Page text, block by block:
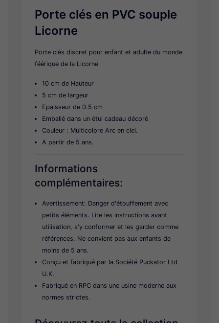
Porte clés en PVC souple
Licorne
Porte clés discret pour enfant et adulte du monde
féérique de la Licorne
10 cm de Hauteur
5 cm de largeur
Epaisseur de 0.5 cm
Emballé dans un étui cadeau décoré
Couleur : Multicolore Arc en ciel.
A partir de 5 ans.
Informations
complémentaires:
Avertissement: Danger d'étouffement avec
petits éléments. Lire les instructions avant
utilisation, s'y conformer et les garder comme
références. Ne convient pas aux enfants de
moins de 5 ans.
Conçu et fabriqué par la Société Puckator Ltd
U.K.
Fabriqué en RPC dans une usine moderne aux
normes strictes.